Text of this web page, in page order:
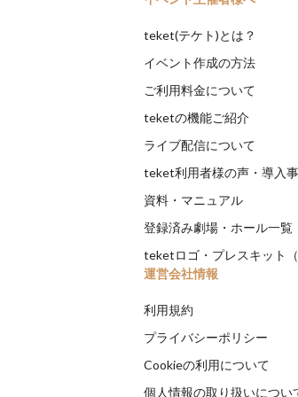
teket(テケト)とは？
イベント作成の方法
ご利用料金について
teketの機能ご紹介
ライブ配信について
teket利用者様の声・導入
資料・マニュアル
登録済み劇場・ホール一覧
teketロゴ・プレスキット（
運営会社情報
利用規約
プライバシーポリシー
Cookieの利用について
個人情報の取り扱いについ